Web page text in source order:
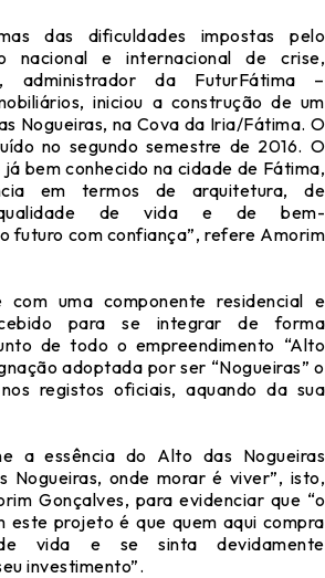
das dificuldades impostas pelo
nacional e internacional de crise,
administrador da FuturFátima –
iniciou a construção de um
Nogueiras, na Cova da Iria/Fátima. O
no segundo semestre de 2016. O
bem conhecido na cidade de Fátima,
em termos de arquitetura, de
de vida e de bem-
futuro com confiança”, refere Amorim
uma componente residencial e
para se integrar de forma
de todo o empreendimento “Alto
adoptada por ser “Nogueiras” o
registos oficiais, aquando da sua
a essência do Alto das Nogueiras
Nogueiras, onde morar é viver”, isto,
Gonçalves, para evidenciar que “o
este projeto é que quem aqui compra
vida e se sinta devidamente
investimento”.